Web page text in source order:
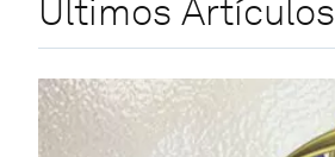
Últimos Artículos